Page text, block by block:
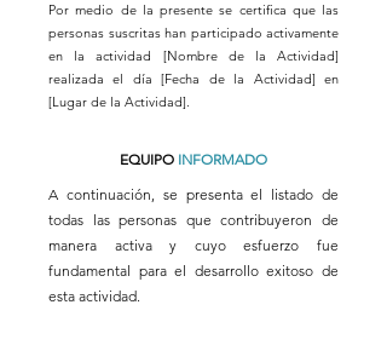
Por medio de la presente se certifica que las
personas suscritas han participado activamente
en la actividad [Nombre de la Actividad]
realizada el día [Fecha de la Actividad] en
[Lugar de la Actividad].
EQUIPO INFORMADO
A continuación, se presenta el listado de
todas las personas que contribuyeron de
manera activa y cuyo esfuerzo fue
fundamental para el desarrollo exitoso de
esta actividad.